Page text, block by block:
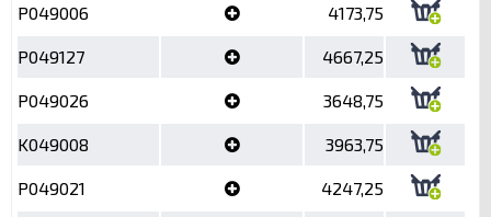
P049006 4173,75
P049127 4667,25
P049026 3648,75
K049008 3963,75
P049021 4247,25